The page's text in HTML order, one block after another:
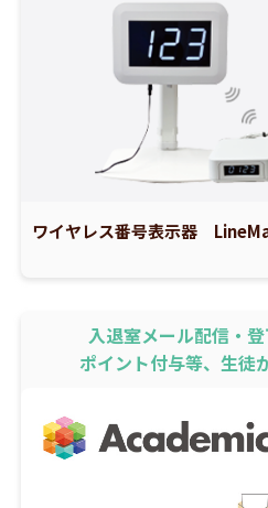
ワイヤレス番号表示器
入退室メール配信・登
ポイント付与等、生徒